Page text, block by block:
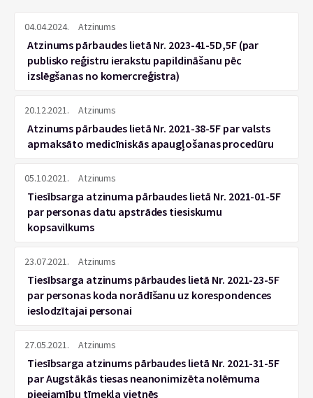
04.04.2024. Atzinums
Atzinums pārbaudes lietā Nr. 2023-41-5D,5F (par
publisko reģistru ierakstu papildināšanu pēc
izslēgšanas no komercreģistra)
20.12.2021. Atzinums
Atzinums pārbaudes lietā Nr. 2021-38-5F par valsts
apmaksāto medicīniskās apaugļošanas procedūru
05.10.2021. Atzinums
Tiesībsarga atzinuma pārbaudes lietā Nr. 2021-01-5F
par personas datu apstrādes tiesiskumu
kopsavilkums
23.07.2021. Atzinums
Tiesībsarga atzinums pārbaudes lietā Nr. 2021-23-5F
par personas koda norādīšanu uz korespondences
ieslodzītajai personai
27.05.2021. Atzinums
Tiesībsarga atzinums pārbaudes lietā Nr. 2021-31-5F
par Augstākās tiesas neanonimizēta nolēmuma
pieejamību tīmekļa vietnēs